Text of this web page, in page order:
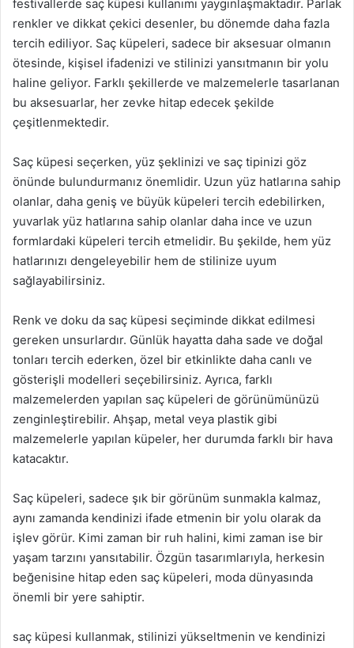
festivallerde saç küpesi kullanımı yaygınlaşmaktadır. Parlak
renkler ve dikkat çekici desenler, bu dönemde daha fazla
tercih ediliyor. Saç küpeleri, sadece bir aksesuar olmanın
ötesinde, kişisel ifadenizi ve stilinizi yansıtmanın bir yolu
haline geliyor. Farklı şekillerde ve malzemelerle tasarlanan
bu aksesuarlar, her zevke hitap edecek şekilde
çeşitlenmektedir.
Saç küpesi seçerken, yüz şeklinizi ve saç tipinizi göz
önünde bulundurmanız önemlidir. Uzun yüz hatlarına sahip
olanlar, daha geniş ve büyük küpeleri tercih edebilirken,
yuvarlak yüz hatlarına sahip olanlar daha ince ve uzun
formlardaki küpeleri tercih etmelidir. Bu şekilde, hem yüz
hatlarınızı dengeleyebilir hem de stilinize uyum
sağlayabilirsiniz.
Renk ve doku da saç küpesi seçiminde dikkat edilmesi
gereken unsurlardır. Günlük hayatta daha sade ve doğal
tonları tercih ederken, özel bir etkinlikte daha canlı ve
gösterişli modelleri seçebilirsiniz. Ayrıca, farklı
malzemelerden yapılan saç küpeleri de görünümünüzü
zenginleştirebilir. Ahşap, metal veya plastik gibi
malzemelerle yapılan küpeler, her durumda farklı bir hava
katacaktır.
Saç küpeleri, sadece şık bir görünüm sunmakla kalmaz,
aynı zamanda kendinizi ifade etmenin bir yolu olarak da
işlev görür. Kimi zaman bir ruh halini, kimi zaman ise bir
yaşam tarzını yansıtabilir. Özgün tasarımlarıyla, herkesin
beğenisine hitap eden saç küpeleri, moda dünyasında
önemli bir yere sahiptir.
saç küpesi kullanmak, stilinizi yükseltmenin ve kendinizi